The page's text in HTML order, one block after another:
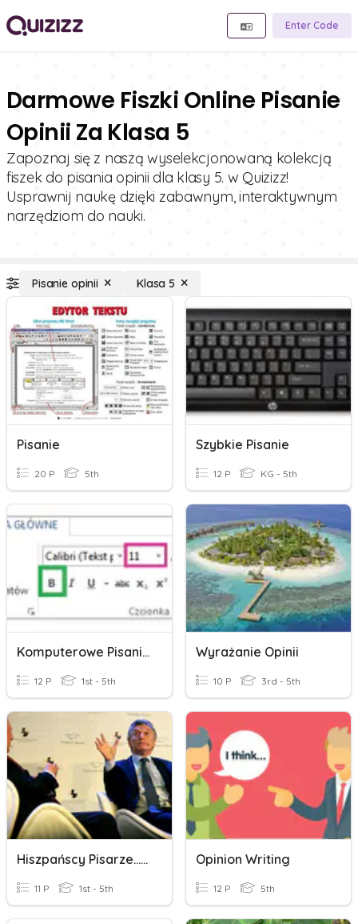
Enter Code
Darmowe Fiszki Online Pisanie
Opinii Za Klasa 5
Zapoznaj się z naszą wyselekcjonowaną kolekcją
fiszek do pisania opinii dla klasy 5. w Quizizz!
Usprawnij naukę dzięki zabawnym, interaktywnym
narzędziom do nauki.
Pisanie opinii Klasa 5
Pisanie
20 P 5th
Szybkie Pisanie
12 P KG - 5th
Komputerowe Pisanie - Kl. 4 SPM
12 P 1st - 5th
Wyrażanie Opinii
10 P 3rd - 5th
Hiszpańscy Pisarze...461219
11 P 1st - 5th
Opinion Writing
12 P 5th